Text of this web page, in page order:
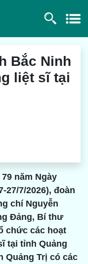
Bắc Ninh
liệt sĩ tại
năm Ngày
27/7/2026), đoàn
chí Nguyễn
Đảng, Bí thư
chức các hoạt
tại tỉnh Quảng
Quảng Trị có các